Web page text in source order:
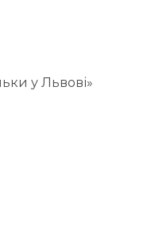
у Львові»